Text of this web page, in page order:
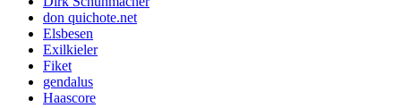
don quichote.net
Elsbesen
Exilkieler
Fiket
gendalus
Haascore